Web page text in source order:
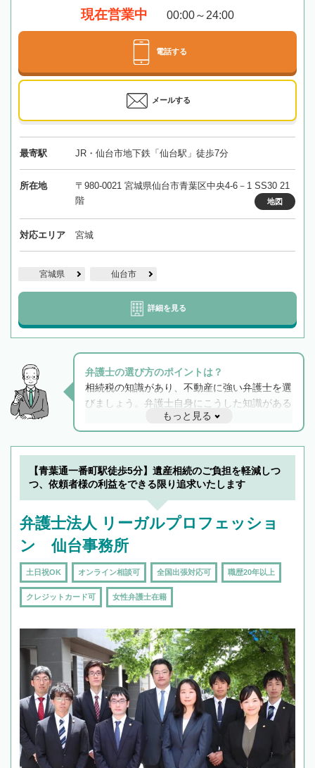
現在営業中 00:00～24:00
電話する
メールする
最寄駅 JR・仙台市地下鉄「仙台駅」徒歩7分
所在地
〒980-0021 宮城県仙台市青葉区中央4-6－1 SS30 21
階
地図
対応エリア 宮城
宮城県 仙台市
詳細を見る
弁護士の選び方のポイントは？
相続税の知識があり、不動産に強い弁護士を選
びましょう。弁護士自身にこうした知識がある
と他士業との連携もスムーズに進み、トラブル
解決のみならず相続をトータルで任せることが
できます。また、相続は感情がからむ分野なの
でフィーリングも重要です。実際に電話や面談
で複数の弁護士と会話をしてウマが合う方に依
もっと見る
【青葉通一番町駅徒歩5分】遺産相続のご負担を軽減しつ
つ、依頼者様の利益をできる限り追求いたします
弁護士法人 リーガルプロフェッショ
ン 仙台事務所
土日祝OK オンライン相談可 全国出張対応可 職歴20年以上
クレジットカード可 女性弁護士在籍